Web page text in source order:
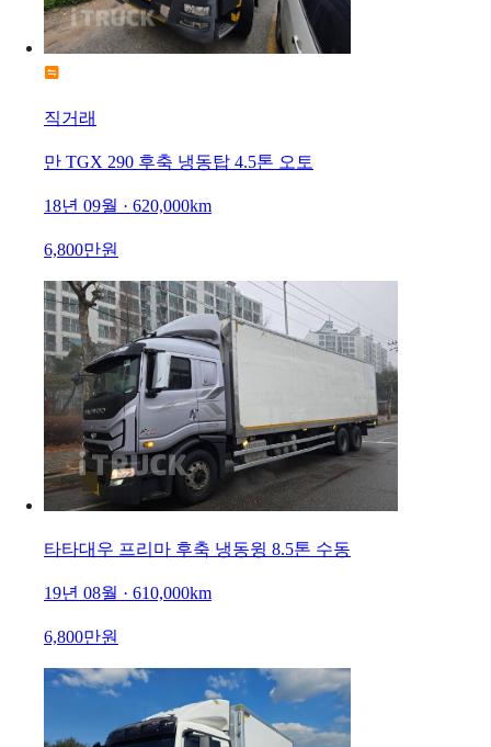
직거래
만 TGX 290 후축 냉동탑 4.5톤 오토
18년 09월 · 620,000km
6,800만원
타타대우 프리마 후축 냉동윙 8.5톤 수동
19년 08월 · 610,000km
6,800만원